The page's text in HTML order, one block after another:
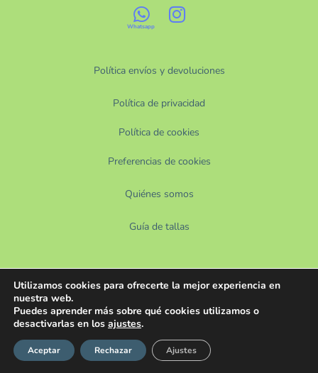
Política envíos y devoluciones
Política de privacidad
Política de cookies
Preferencias de cookies
Quiénes somos
Guía de tallas
Utilizamos cookies para ofrecerte la mejor experiencia en
nuestra web.
Puedes aprender más sobre qué cookies utilizamos o
desactivarlas en los ajustes.
Aceptar Rechazar Ajustes